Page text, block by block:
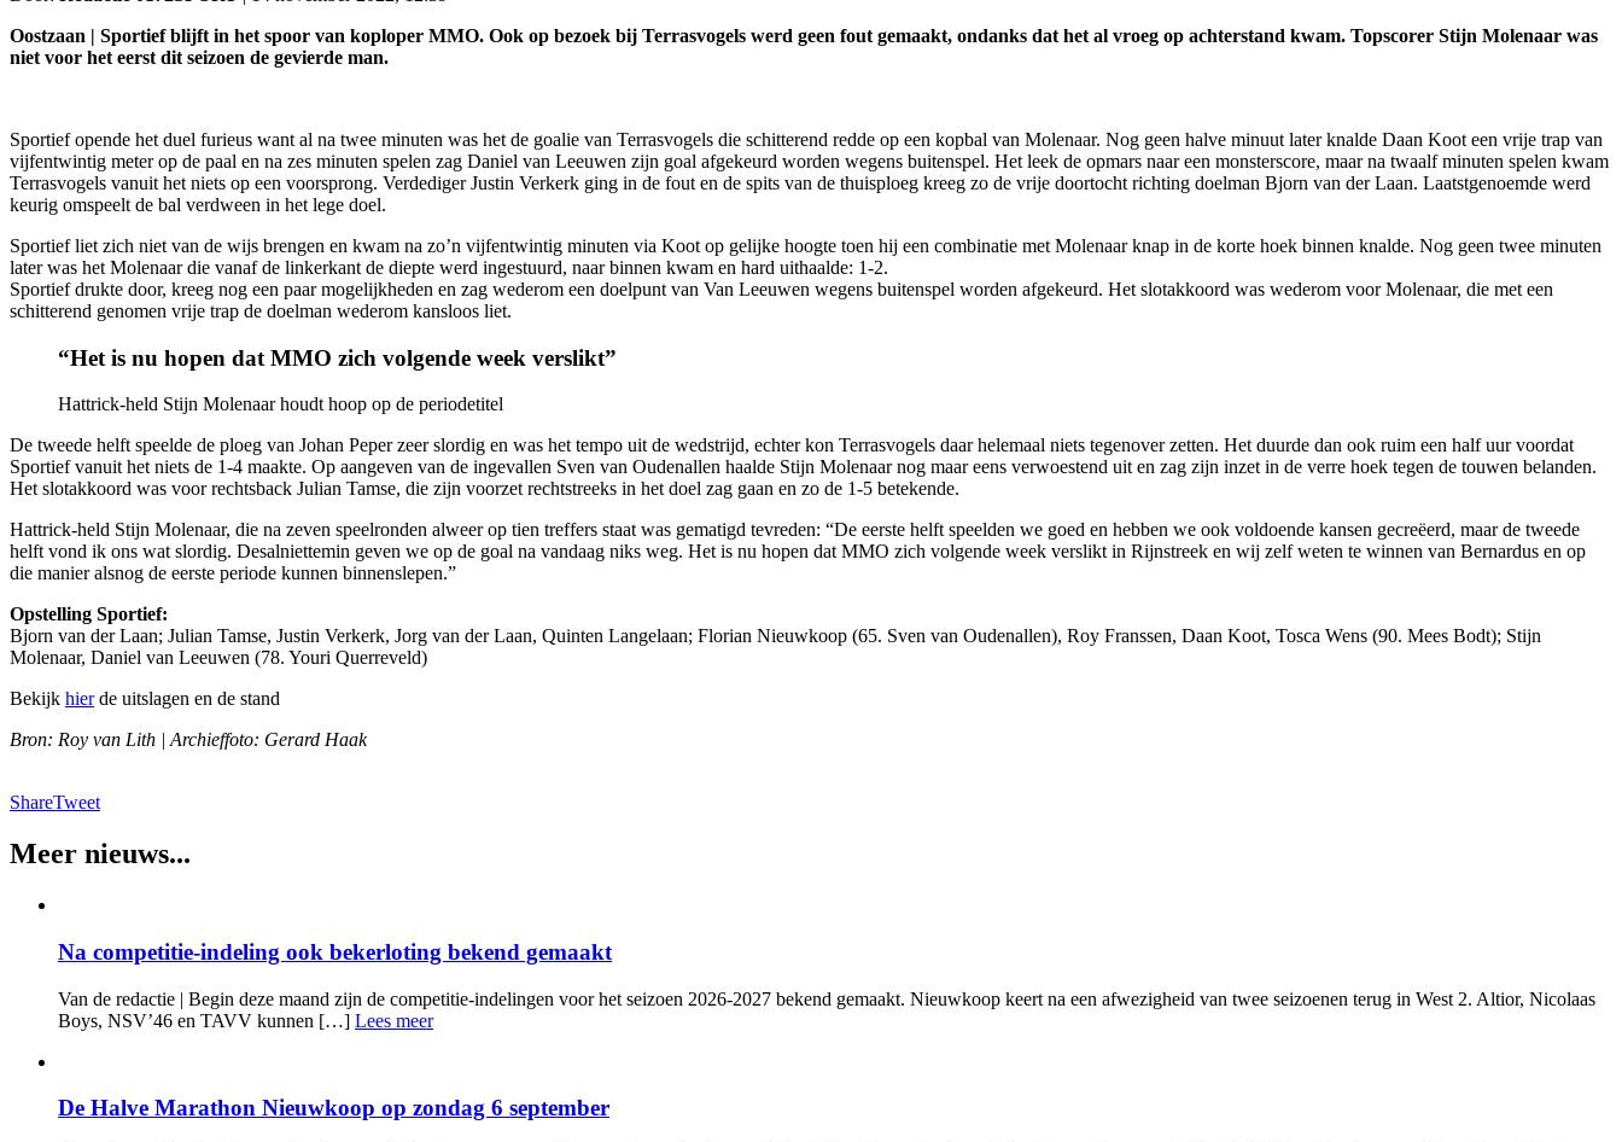
Oostzaan | Sportief blijft in het spoor van koploper MMO. Ook op bezoek bij Terrasvogels werd geen fout gemaakt, ondanks dat het al vroeg op achterstand kwam. Topscorer Stijn Molenaar was
niet voor het eerst dit seizoen de gevierde man.
Sportief opende het duel furieus want al na twee minuten was het de goalie van Terrasvogels die schitterend redde op een kopbal van Molenaar. Nog geen halve minuut later knalde Daan Koot een vrije trap van
vijfentwintig meter op de paal en na zes minuten spelen zag Daniel van Leeuwen zijn goal afgekeurd worden wegens buitenspel. Het leek de opmars naar een monsterscore, maar na twaalf minuten spelen kwam
Terrasvogels vanuit het niets op een voorsprong. Verdediger Justin Verkerk ging in de fout en de spits van de thuisploeg kreeg zo de vrije doortocht richting doelman Bjorn van der Laan. Laatstgenoemde werd
keurig omspeelt de bal verdween in het lege doel.
Sportief liet zich niet van de wijs brengen en kwam na zo’n vijfentwintig minuten via Koot op gelijke hoogte toen hij een combinatie met Molenaar knap in de korte hoek binnen knalde. Nog geen twee minuten
later was het Molenaar die vanaf de linkerkant de diepte werd ingestuurd, naar binnen kwam en hard uithaalde: 1-2.
Sportief drukte door, kreeg nog een paar mogelijkheden en zag wederom een doelpunt van Van Leeuwen wegens buitenspel worden afgekeurd. Het slotakkoord was wederom voor Molenaar, die met een
schitterend genomen vrije trap de doelman wederom kansloos liet.
“Het is nu hopen dat MMO zich volgende week verslikt”
Hattrick-held Stijn Molenaar houdt hoop op de periodetitel
De tweede helft speelde de ploeg van Johan Peper zeer slordig en was het tempo uit de wedstrijd, echter kon Terrasvogels daar helemaal niets tegenover zetten. Het duurde dan ook ruim een half uur voordat
Sportief vanuit het niets de 1-4 maakte. Op aangeven van de ingevallen Sven van Oudenallen haalde Stijn Molenaar nog maar eens verwoestend uit en zag zijn inzet in de verre hoek tegen de touwen belanden.
Het slotakkoord was voor rechtsback Julian Tamse, die zijn voorzet rechtstreeks in het doel zag gaan en zo de 1-5 betekende.
Hattrick-held Stijn Molenaar, die na zeven speelronden alweer op tien treffers staat was gematigd tevreden: “De eerste helft speelden we goed en hebben we ook voldoende kansen gecreëerd, maar de tweede
helft vond ik ons wat slordig. Desalniettemin geven we op de goal na vandaag niks weg. Het is nu hopen dat MMO zich volgende week verslikt in Rijnstreek en wij zelf weten te winnen van Bernardus en op
die manier alsnog de eerste periode kunnen binnenslepen.”
Opstelling Sportief:
Bjorn van der Laan; Julian Tamse, Justin Verkerk, Jorg van der Laan, Quinten Langelaan; Florian Nieuwkoop (65. Sven van Oudenallen), Roy Franssen, Daan Koot, Tosca Wens (90. Mees Bodt); Stijn
Molenaar, Daniel van Leeuwen (78. Youri Querreveld)
Bekijk hierde uitslagen en de stand
Bron: Roy van Lith | Archieffoto: Gerard Haak
ShareTweet
Meer nieuws...
Na competitie-indeling ook bekerloting bekend gemaakt
Van de redactie | Begin deze maand zijn de competitie-indelingen voor het seizoen 2026-2027 bekend gemaakt. Nieuwkoop keert na een afwezigheid van twee seizoenen terug in West 2. Altior, Nicolaas
Boys, NSV’46 en TAVV kunnen […] Lees meer
De Halve Marathon Nieuwkoop op zondag 6 september